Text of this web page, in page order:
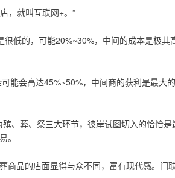
，就叫互联网+。”
低的，可能20%~30%，中间的成本是极其
能会高达45%~50%，中间商的获利是最大
、葬、祭三大环节，彼岸试图切入的恰恰
。
品的店面显得与众不同，富有现代感。门